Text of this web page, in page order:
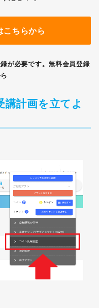
こちらから
が必要です。無料会員登録
講計画を立てよ